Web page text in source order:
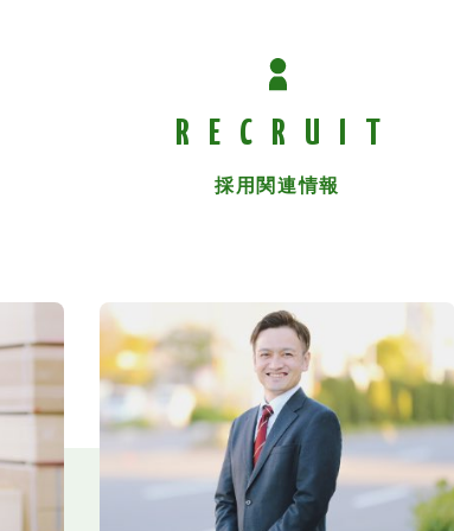
RECRUIT
採用関連情報